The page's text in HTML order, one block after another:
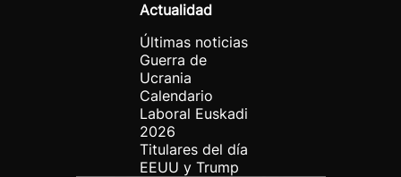
Actualidad
Últimas noticias
Guerra de
Ucrania
Calendario
Laboral Euskadi
2026
Titulares del día
EEUU y Trump